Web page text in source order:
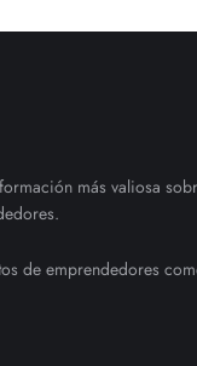
más valiosa
de emprendedores